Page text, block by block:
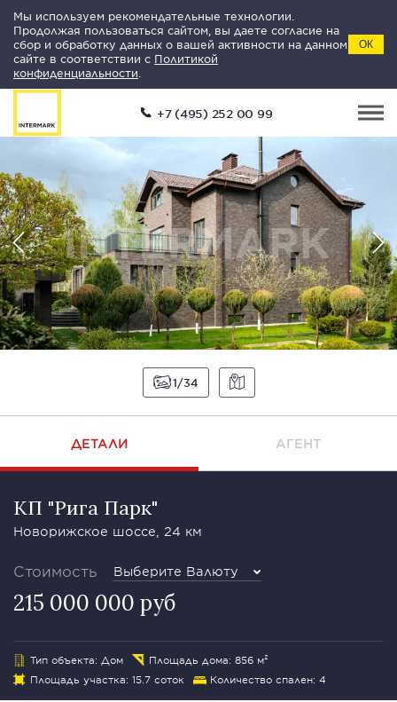
Мы используем рекомендательные технологии.
Продолжая пользоваться сайтом, вы даете согласие на
сбор и обработку данных о вашей активности на данном
сайте в соответствии с Политикой
конфиденциальности
ОК
+7 (495) 252 00 99
1 34
ДЕТАЛИ АГЕНТ
КП "Рига Парк"
Новорижское шоссе, 24 км
Стоимость Выберите Валюту
215 000 000 руб
Тип объекта: Дом
Площадь дома: 856 м²
Площадь участка: 15.7 соток
Количество спален: 4